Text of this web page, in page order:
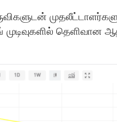
முடிவுகளில் தெளிவான